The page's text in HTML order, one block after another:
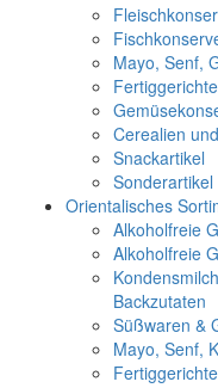
Mayo, Senf,
Fertiggerichte
Cerealien
Snackartikel
Sonderartikel
Orientalisches
Alkoholfreie
Alkoholfreie
Backzutaten
Süßwaren &
Mayo, Senf,
Fertiggerichte